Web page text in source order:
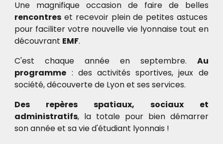
Une magnifique occasion de faire de belles
rencontres et recevoir plein de petites astuces
pour faciliter votre nouvelle vie lyonnaise tout en
découvrant EMF.
C'est chaque année en septembre. Au
programme : des activités sportives, jeux de
société, découverte de Lyon et ses services.
Des repères spatiaux, sociaux et
administratifs, la totale pour bien démarrer
son année et sa vie d'étudiant lyonnais !